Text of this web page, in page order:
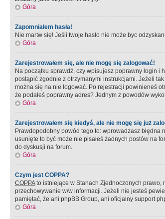
Góra
Zapomniałem hasła!
Nie martw się! Jeśli twoje hasło nie może byc
Góra
Zarejestrowałem się, ale nie mogę się zalogować!
Na początku sprawdź, czy wpisujesz poprawny login i
postąpić zgodnie z otrzymanymi instrukcjami. Jeżeli
można się na nie logować. Po rejestracji powinieneś
że podałeś poprawny adres? Jednym z powodów
Góra
Zarejestrowałem się kiedyś, ale nie mogę się już
Prawdopodobny powód tego to: wprowadzasz błędna
usunięte to być może nie pisałeś żadnych postów na
do dyskusji na forum.
Góra
Czym jest COPPA?
COPPAto istniejące w Stanach Zjednoczonych prawo,
przechowywanie w/w informacji. Jeżeli nie jesteś
pamiętać, że ani phpBB Group, ani oficjalny support
Góra